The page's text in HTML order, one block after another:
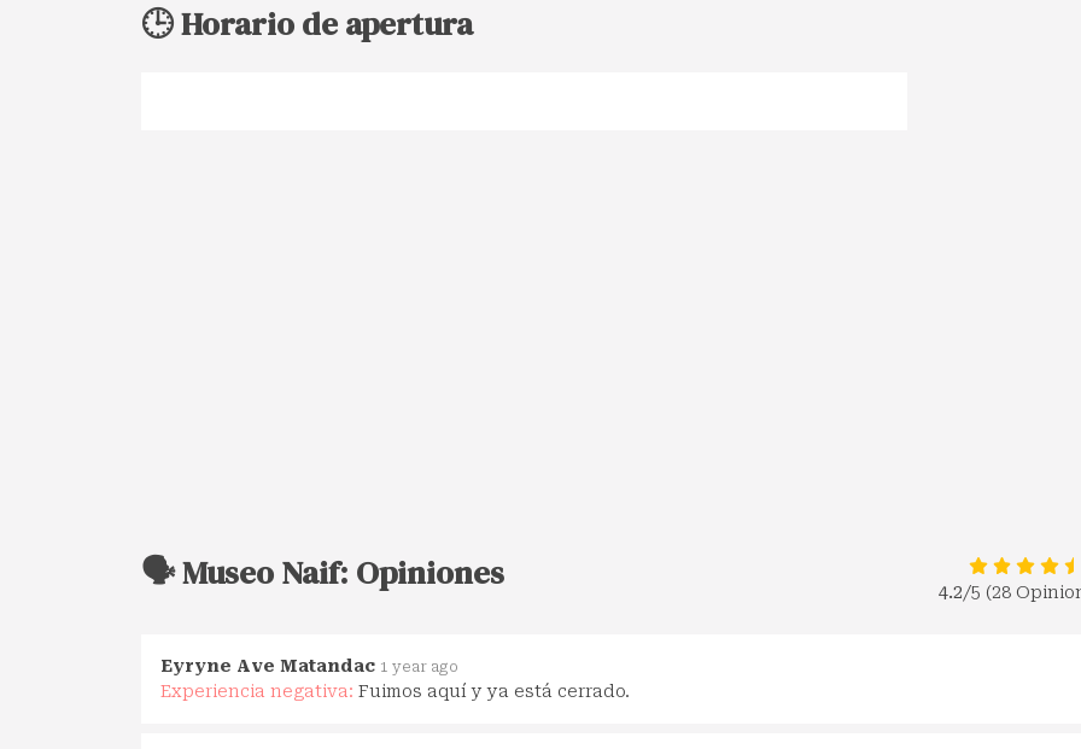
🕒 Horario de apertura
🗣️ Museo Naif: Opiniones 4.2/5 (28
Eyryne Ave Matandac 1 year ago
Experiencia negativa: Fuimos aquí y ya está cerrado.